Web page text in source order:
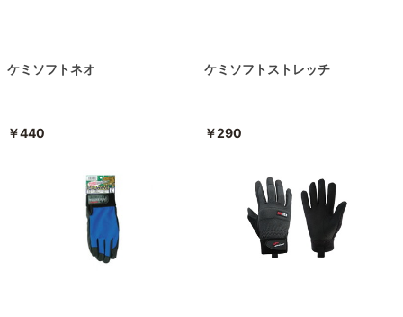
ケミソフトネオ
￥440
ケミソフトストレッチ
￥290